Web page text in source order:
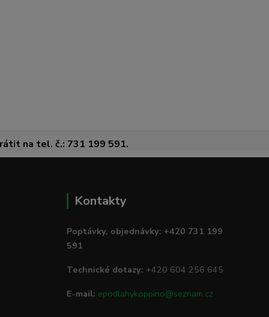
na tel. č.: 731 199 591.
Kontakty
Poptávky, objednávky: +420 731 199
591
Technické dotazy: +420 604 256 645
E-mail: epodlahykoppino@seznam.cz